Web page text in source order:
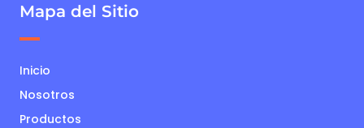
Mapa del Sitio
Inicio
Nosotros
Productos